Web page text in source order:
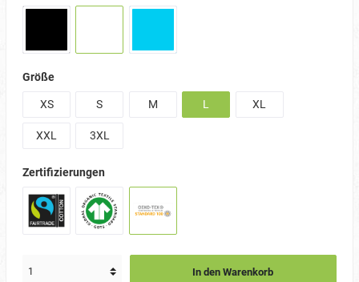
Größe
XS
S M L XL
XXL 3XL
Zertifizierungen
In den Warenkorb